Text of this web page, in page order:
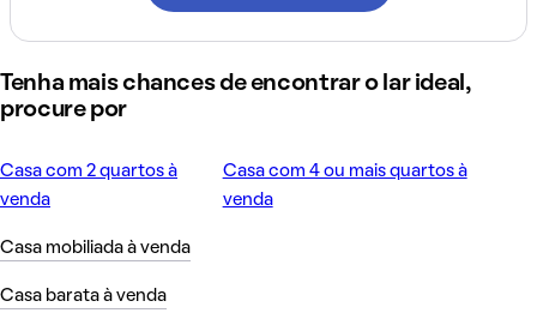
Tenha mais chances de encontrar o lar ideal,
procure por
Casa com 2 quartos à
venda
Casa com 4 ou mais quartos à
venda
Casa mobiliada à venda
Casa barata à venda